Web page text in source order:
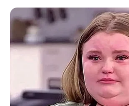
ΟΝΟΜΑ ΣΑΣ ΓΙΑ ΝΑ
ΒΟΗΘΑΤΕ
ΥΠΟΣΤΗΡΙΞΤΕ ΤΟΝ ΑΓΩΝΑ ΜΑΣ